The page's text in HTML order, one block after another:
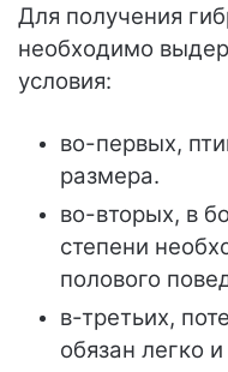
Для получения
необходимо
условия:
во-первых,
размера.
во-вторых, в
степени
полового
в-третьих,
обязан легко